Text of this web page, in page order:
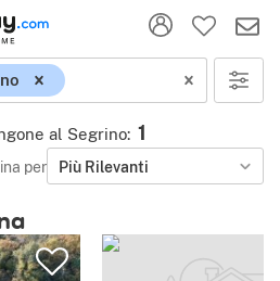
al Segrino: 1
per Più Rilevanti